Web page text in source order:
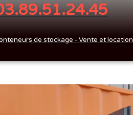
de stockage - Vente et location